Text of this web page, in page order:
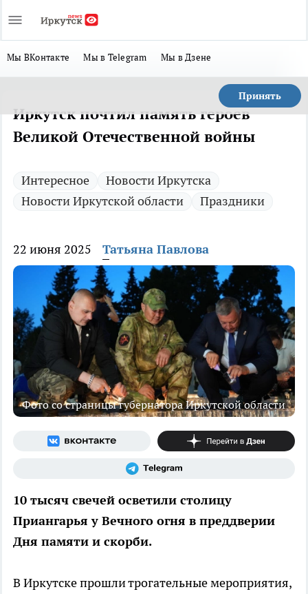
Мы ВКонтакте Мы в Telegram Мы в Дзене
Принять
Иркутск почтил память героев
Великой Отечественной войны
Интересное
Новости Иркутска
Новости Иркутской области
Праздники
22 июня 2025 Татьяна Павлова
Фото со страницы губернатора Иркутской области
10 тысяч свечей осветили столицу
Приангарья у Вечного огня в преддверии
Дня памяти и скорби.
В Иркутске прошли трогательные мероприятия,